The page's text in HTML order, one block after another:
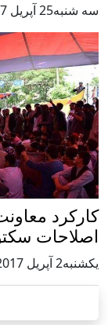
سه شنبه25 آپریل 2017
کارکرد
اصلاحات
يكشنبه2 آپریل 2017